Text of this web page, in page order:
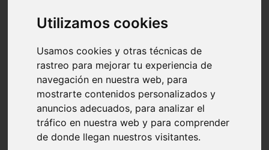
Utilizamos cookies
Usamos cookies y otras técnicas de
rastreo para mejorar tu experiencia de
navegación en nuestra web, para
mostrarte contenidos personalizados y
anuncios adecuados, para analizar el
tráfico en nuestra web y para comprender
de donde llegan nuestros visitantes.
protagonistas
reptiles
adopci n
higiene
snacks
acuario
comercios
estanques
viajar